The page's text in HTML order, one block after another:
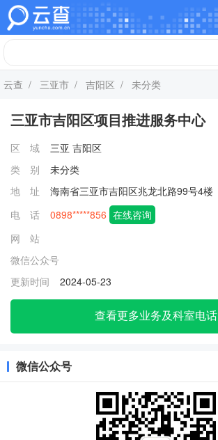
云查 / 三亚市 / 吉阳区 / 未分类
三亚市吉阳区项目推进服务中心
区 域 三亚 吉阳区
类 别
未分类
地 址
海南省三亚市吉阳区兆龙北路99号4楼
电 话
0898*****856 在线咨询
网 站
微信公众号
更新时间
2024-05-23
查看更多业务及科室电话
微信公众号